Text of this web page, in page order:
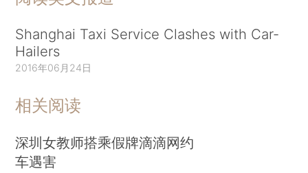
Shanghai Taxi Service Clashes with Car-
Hailers
2016年06月24日
相关阅读
深圳女教师搭乘假牌滴滴网约
车遇害